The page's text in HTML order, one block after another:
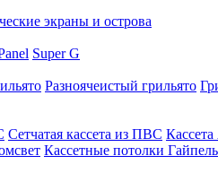
экраны и острова
Super G
Разноячеистый грильято
Сетчатая кассета из ПВС
Кассетные потолки Гайпель